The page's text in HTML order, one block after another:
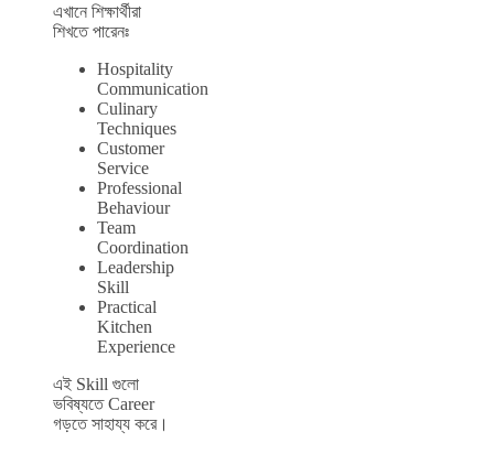
এখানে শিক্ষার্থীরা
শিখতে পারেনঃ
Hospitality
Communication
Culinary
Techniques
Customer
Service
Professional
Behaviour
Team
Coordination
Leadership
Skill
Practical
Kitchen
Experience
এই Skill গুলো
ভবিষ্যতে Career
গড়তে সাহায্য করে।